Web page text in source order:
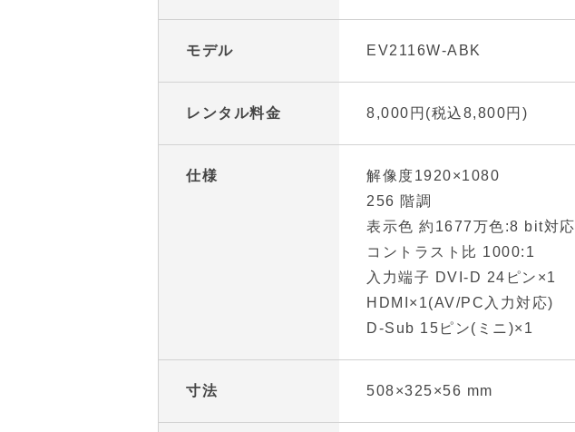
モデル EV2116W-ABK
レンタル料金 8,000円(税込8,800円)
仕様
解像度1920×1080
256 階調
表示色 約1677万色:8 bit対応
コントラスト比 1000:1
入力端子 DVI-D 24ピン×1
HDMI×1(AV/PC入力対応)
D-Sub 15ピン(ミニ)×1
寸法 508×325×56 mm